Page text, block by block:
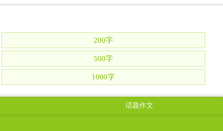
200字
500字
1000字
话题作文